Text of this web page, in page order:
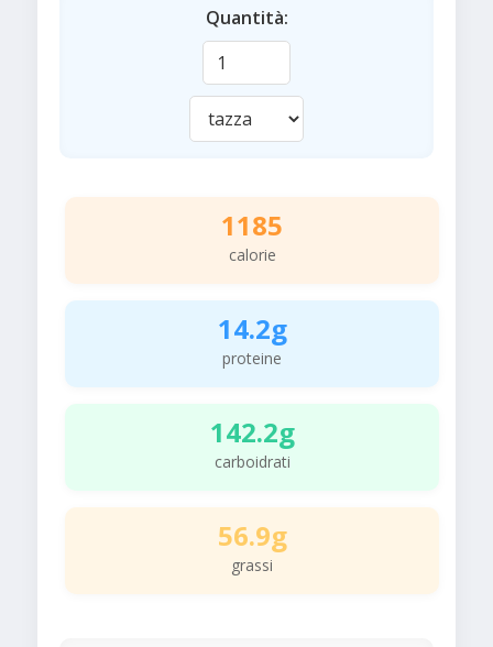
Quantità:
1185
calorie
14.2g
proteine
142.2g
carboidrati
56.9g
grassi